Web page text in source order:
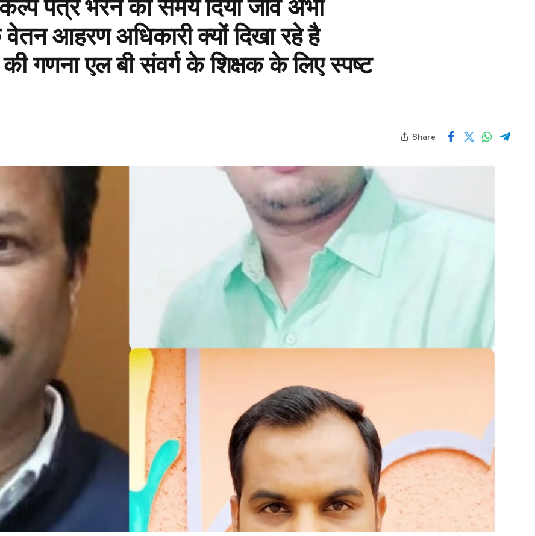
पत्र भरने का समय दिया जावे अभी
आहरण अधिकारी क्यों दिखा रहे है
गणना एल बी संवर्ग के शिक्षक के लिए स्पष्ट
Share